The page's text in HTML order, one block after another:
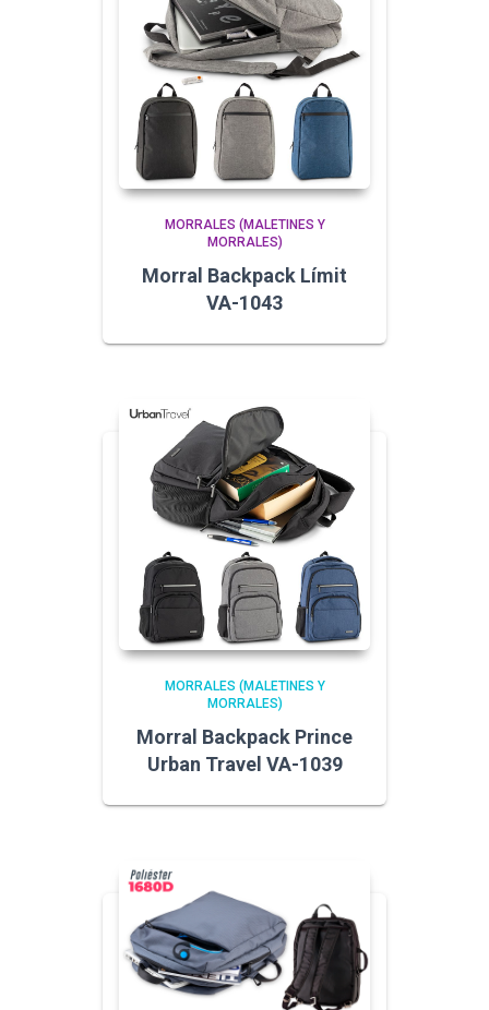
MORRALES (MALETINES Y
MORRALES)
Morral Backpack Límit
VA-1043
MORRALES (MALETINES Y
MORRALES)
Morral Backpack Prince
Urban Travel VA-1039